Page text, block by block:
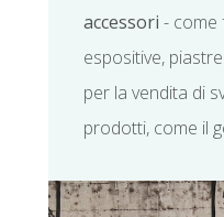
accessori - come
espositive,
per la vendita di
prodotti, come il